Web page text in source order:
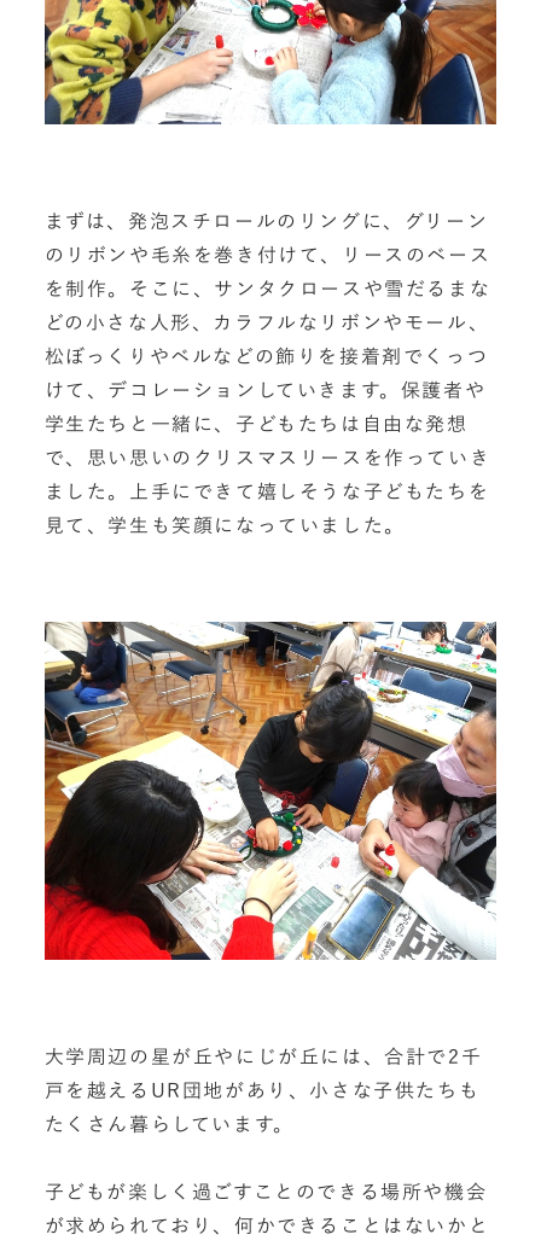
まずは、発泡スチロールのリングに、グリーン
のリボンや毛糸を巻き付けて、リースのベース
を制作。そこに、サンタクロースや雪だるまな
どの小さな人形、カラフルなリボンやモール、
松ぼっくりやベルなどの飾りを接着剤でくっつ
けて、デコレーションしていきます。保護者や
学生たちと一緒に、子どもたちは自由な発想
で、思い思いのクリスマスリースを作っていき
ました。上手にできて嬉しそうな子どもたちを
見て、学生も笑顔になっていました。
大学周辺の星が丘やにじが丘には、合計で2千
戸を越えるUR団地があり、小さな子供たちも
たくさん暮らしています。
子どもが楽しく過ごすことのできる場所や機会
が求められており、何かできることはないかと